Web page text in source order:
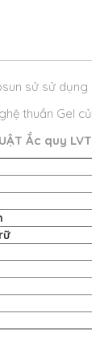
sử sử
thuần Gel
Ắc quy